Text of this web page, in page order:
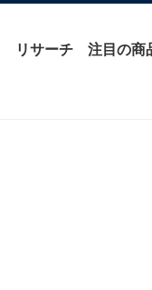
リサーチ 注目の商